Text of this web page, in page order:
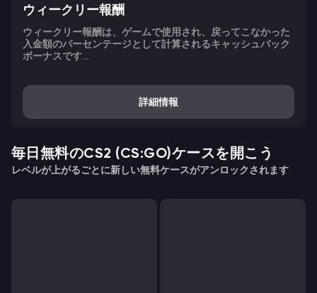
ウィークリー報酬
ウィークリー報酬は、ゲームで使用され、戻ってこなかった
入金額のパーセンテージとして計算されるキャッシュバック
ボーナスです...
詳細情報
毎日無料のCS2 (CS:GO)ケースを開こう
レベルが上がるごとに新しい無料ケースがアンロックされます